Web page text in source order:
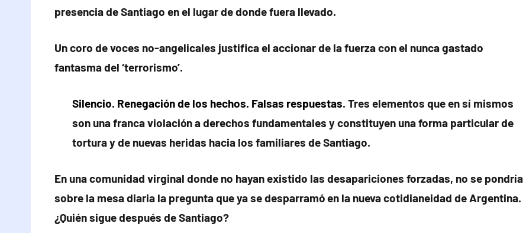
presencia de Santiago en el lugar de donde fuera llevado.
Un coro de voces no-angelicales justifica el accionar de la fuerza con el nunca gastado
fantasma del ‘terrorismo’.
Silencio. Renegación de los hechos. Falsas respuestas. Tres elementos que en sí mismos
son una franca violación a derechos fundamentales y constituyen una forma particular de
tortura y de nuevas heridas hacia los familiares de Santiago.
En una comunidad virginal donde no hayan existido las desapariciones forzadas, no se pondría
sobre la mesa diaria la pregunta que ya se desparramó en la nueva cotidianeidad de Argentina.
¿Quién sigue después de Santiago?